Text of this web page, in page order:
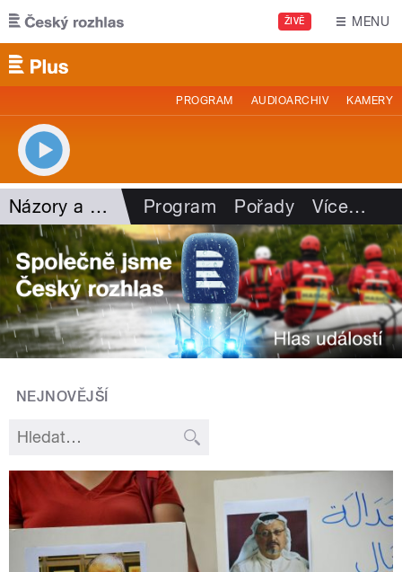
Přejít k hlavnímu obsahu
ŽIVĚ MENU
PROGRAM AUDIOARCHIV KAMERY
Názory a argumenty Program Pořady Více…
NEJNOVĚJŠÍ